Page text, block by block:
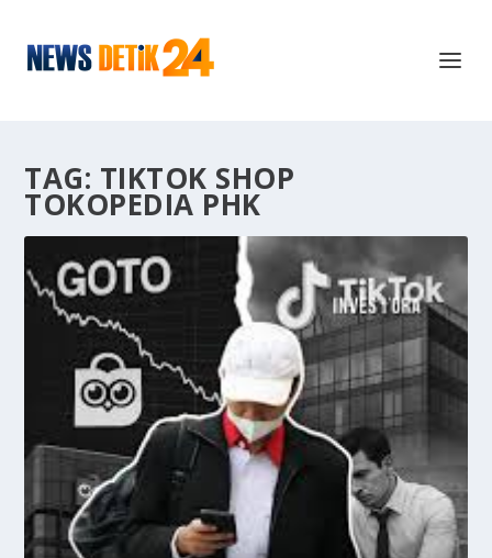
TAG: TIKTOK SHOP
TOKOPEDIA PHK